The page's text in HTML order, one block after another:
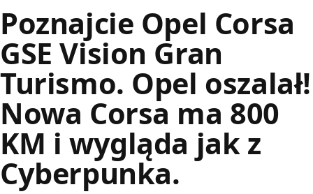
Premiery
Porady motoryzacyjne
Pozostałe artykuły
Poznajcie Opel Corsa
GSE Vision Gran
Turismo. Opel oszalał!
Nowa Corsa ma 800
KM i wygląda jak z
Cyberpunka.